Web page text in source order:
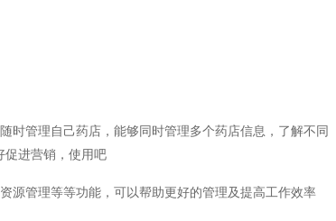
时管理自己药店，能够同时管理多个药店信息，了解不同
促进营销，使用吧
源管理等等功能，可以帮助更好的管理及提高工作效率